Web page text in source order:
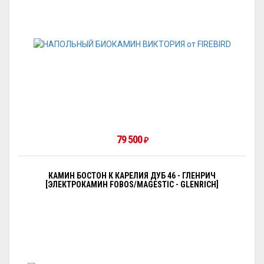
79 500 ₽
КАМИН БОСТОН К КАРЕЛИЯ ДУБ 46 - ГЛЕНРИЧ
[ЭЛЕКТРОКАМИН FOBOS/MAGESTIC - GLENRICH]